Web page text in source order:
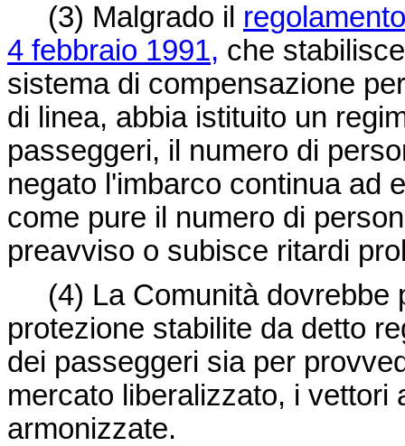
(3) Malgrado il
4 febbraio 1991, che
sistema di compensazione
di linea, abbia istituito un
passeggeri, il numero di
negato l'imbarco continua ad
come pure il numero di
preavviso o subisce ritardi
(4) La Comunità dovrebbe
protezione stabilite da detto
dei passeggeri sia per
mercato liberalizzato, i vettori
armonizzate.